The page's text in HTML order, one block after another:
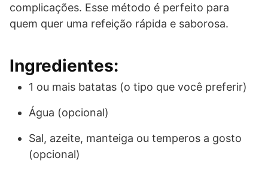
complicações. Esse método é perfeito para
quem quer uma refeição rápida e saborosa.
Ingredientes:
1 ou mais batatas (o tipo que você preferir)
Água (opcional)
Sal, azeite, manteiga ou temperos a gosto
(opcional)